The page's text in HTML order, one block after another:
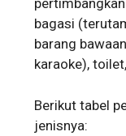
bagasi
barang
karaoke),
Berikut tabel
jenisnya: